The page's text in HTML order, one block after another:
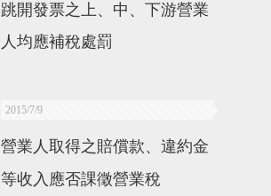
跳開發票之上、中、下游營業
人均應補稅處罰
2015/7/9
營業人取得之賠償款、違約金
等收入應否課徵營業稅